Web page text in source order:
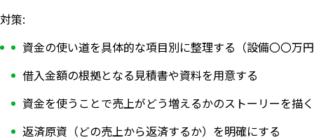
対策:
資金の使い道を具体的な項目別に整理する（設備〇〇万
借入金額の根拠となる見積書や資料を用意する
資金を使うことで売上がどう増えるかのストーリーを描く
返済原資（どの売上から返済するか）を明確にする